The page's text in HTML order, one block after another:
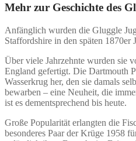
Mehr zur Geschichte des
Anfänglich wurden die Gluggle
Staffordshire in den späten 1870er
Über viele Jahrzehnte wurden sie
England gefertigt. Die Dartmouth
Wasserkrug her, den sie damals
bewarben – eine Neuheit, die
ist es dementsprechend bis heute.
Große Popularität erlangten die
besonderes Paar der Krüge 1958